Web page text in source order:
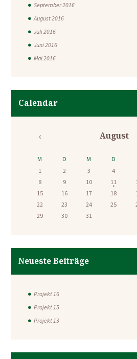
September 2016
August 2016
Juli 2016
Juni 2016
Mai 2016
Calendar
August
M D M D
1
2 3 4
8
9 10 11
15
16 17 18
22
23 24 25
29
30 31
Neueste Beiträge
Projekt 16
Projekt 15
Projekt 13